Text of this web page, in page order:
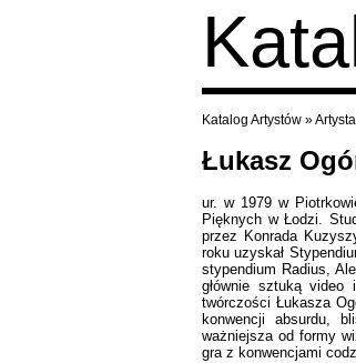
Katalog Artystów »Artysta
Łukasz
ur. w 1979 w
Pięknych w Łodzi.
przez Konrada
roku uzyskał
stypendium Radius,
głównie sztuką
twórczości Łukasza
konwencji absurdu,
ważniejsza od formy
gra z konwencjami